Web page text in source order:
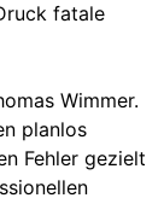
fatale
Wimmer.
planlos
Fehler gezielt